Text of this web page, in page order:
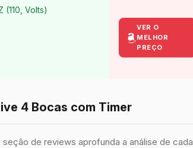
Volts)
VER O
MELHOR
PREÇO
4 Bocas com Timer
de reviews aprofunda a análise de cada